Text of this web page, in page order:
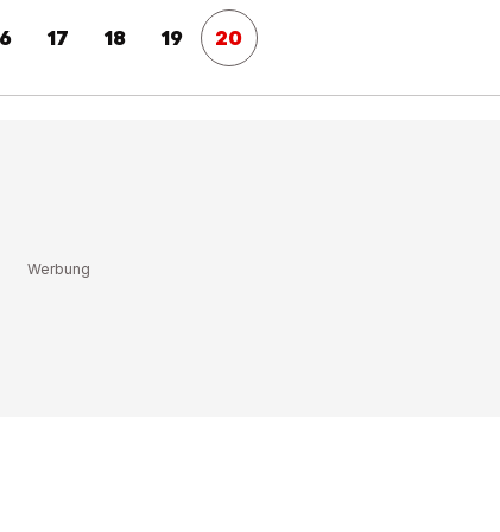
17 18 19 20